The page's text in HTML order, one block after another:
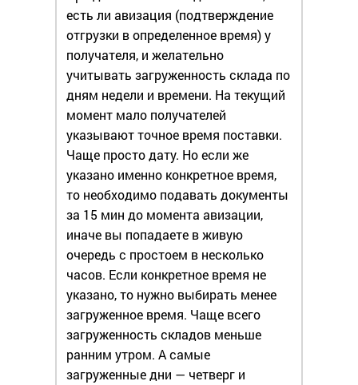
есть ли авизация (подтверждение
отгрузки в определенное время) у
получателя, и желательно
учитывать загруженность склада по
дням недели и времени. На текущий
момент мало получателей
указывают точное время поставки.
Чаще просто дату. Но если же
указано именно конкретное время,
то необходимо подавать документы
за 15 мин до момента авизации,
иначе вы попадаете в живую
очередь с простоем в несколько
часов. Если конкретное время не
указано, то нужно выбирать менее
загруженное время. Чаще всего
загруженность складов меньше
ранним утром. А самые
загруженные дни — четверг и